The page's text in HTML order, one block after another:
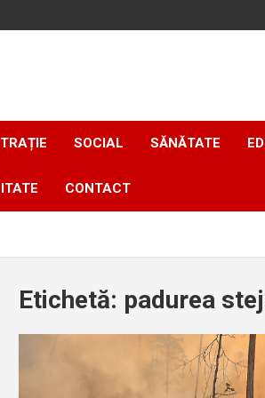
SOCIAL SĂNĂTATE
CONTACT
Etichetă: padurea